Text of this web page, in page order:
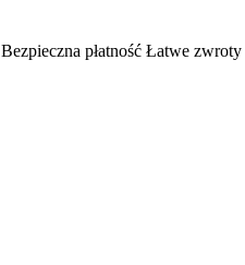
Bezpieczna płatność Łatwe zwroty